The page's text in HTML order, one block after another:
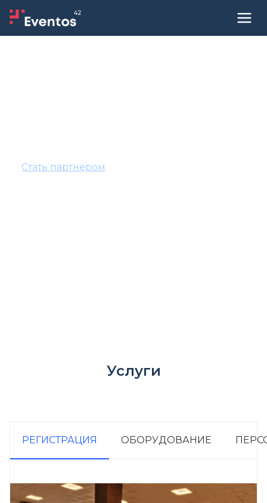
Стать партнером
Услуги
РЕГИСТРАЦИЯ ОБОРУДОВАНИЕ